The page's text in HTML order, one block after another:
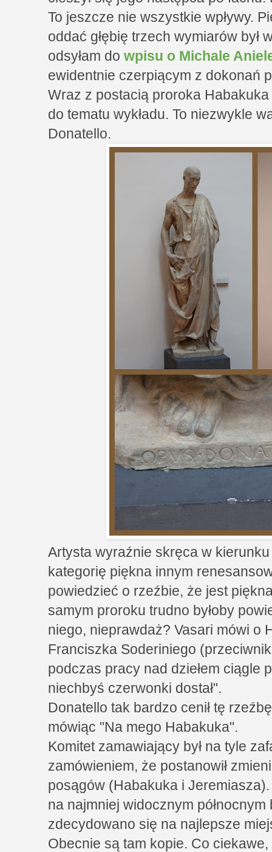
To jeszcze nie wszystkie wpływy.
oddać głębię trzech wymiarów był
odsyłam do wpisu o Michale
ewidentnie czerpiącym z dokonań
Wraz z postacią proroka
do tematu wykładu. To niezwykle
Donatello.
Artysta wyraźnie skręca w
kategorię piękna innym
powiedzieć o rzeźbie, że jest
samym proroku trudno byłoby
niego, nieprawdaż? Vasari mówi o
Franciszka Soderiniego
podczas pracy nad dziełem ciągle
niechbyś czerwonki dostał".
Donatello tak bardzo cenił tę
mówiąc "Na mego Habakuka".
Komitet zamawiający był na tyle
zamówieniem, że postanowił
posągów (Habakuka i
na najmniej widocznym
zdecydowano się na najlepsze
Obecnie są tam kopie. Co